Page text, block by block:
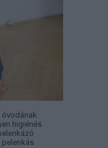
óvodának
higiénés
pelenkás